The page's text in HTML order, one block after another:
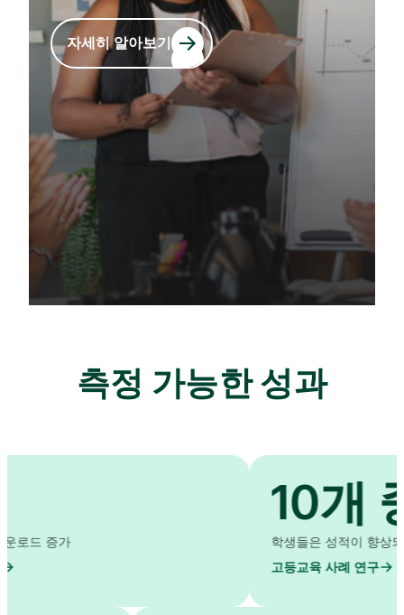
자세히 알아보기
측정 가능한 성과
10개 중 9
학생들은 성적이 향상되었다고 보고했
고등교육 사례 연구